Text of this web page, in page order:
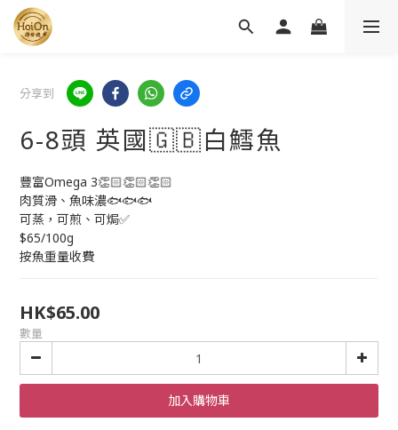
分享到
6-8頭 英國🇬🇧白鱈魚
豐富Omega 3👏🏻👏🏻👏🏻
肉質滑、魚味濃🐟🐟🐟
可蒸，可煎、可焗✅
$65/100g
按魚重量收費
HK$65.00
數量
加入購物車